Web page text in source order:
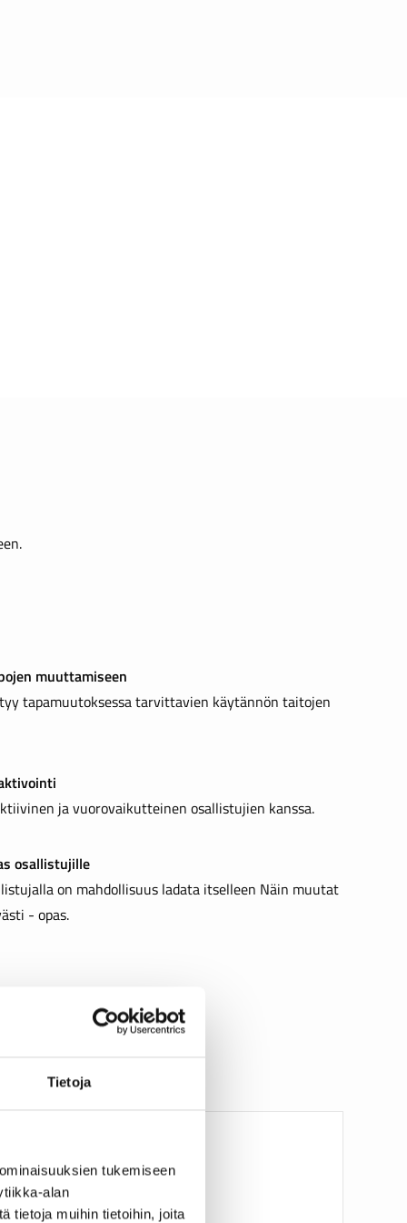
Tietoja
tukemiseen
alan
tietoja muihin tietoihin, joita
muuttamiseen
tapamuutoksessa tarvittavien käytännön taitojen
ja vuorovaikutteinen osallistujien kanssa.
osallistujille
on mahdollisuus ladata itselleen Näin muutat
- opas.